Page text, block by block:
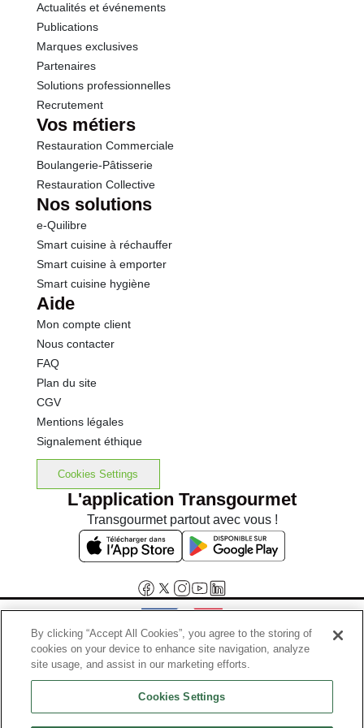
Sel
Actualités et événements
Publications
Marques exclusives
Partenaires
Solutions professionnelles
Recrutement
Vos métiers
Restauration Commerciale
Boulangerie-Pâtisserie
Restauration Collective
Nos solutions
e-Quilibre
Smart cuisine à réchauffer
Smart cuisine à emporter
Smart cuisine hygiène
Aide
Mon compte client
Nous contacter
FAQ
Plan du site
CGV
Mentions légales
Signalement éthique
Cookies Settings
L'application Transgourmet
Transgourmet partout avec vous !
Interdiction de vente de boissons alcooliques aux mineurs de
moins de 18 ans
La preuve de majorité de l'acheteur est exigée au moment de la vente
By clicking “Accept All Cookies”, you agree to the storing of
cookies on your device to enhance site navigation, analyze
site usage, and assist in our marketing efforts.
Cookies Settings